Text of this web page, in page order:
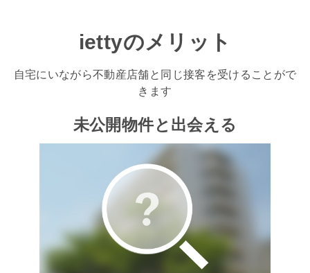
iettyのメリット
自宅にいながら不動産店舗と同じ接客を受けることがで
きます
未公開物件と出会える